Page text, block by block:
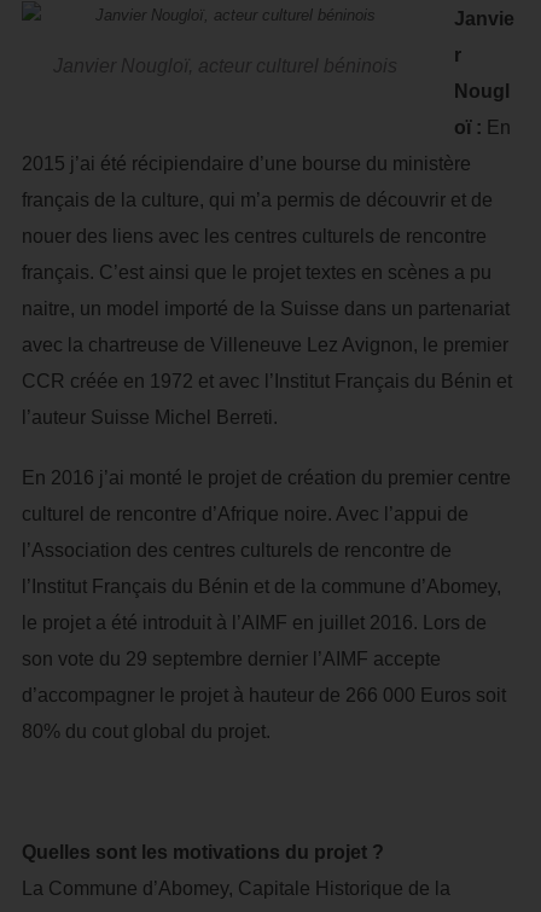
Janvier Nougloï, acteur culturel béninois
Janvie
r
Nougl
oï : En
2015 j’ai été récipiendaire d’une bourse du ministère
français de la culture, qui m’a permis de découvrir et de
nouer des liens avec les centres culturels de rencontre
français. C’est ainsi que le projet textes en scènes a pu
naitre, un model importé de la Suisse dans un partenariat
avec la chartreuse de Villeneuve Lez Avignon, le premier
CCR créée en 1972 et avec l’Institut Français du Bénin et
l’auteur Suisse Michel Berreti.
En 2016 j’ai monté le projet de création du premier centre
culturel de rencontre d’Afrique noire. Avec l’appui de
l’Association des centres culturels de rencontre de
l’Institut Français du Bénin et de la commune d’Abomey,
le projet a été introduit à l’AIMF en juillet 2016. Lors de
son vote du 29 septembre dernier l’AIMF accepte
d’accompagner le projet à hauteur de 266 000 Euros soit
80% du cout global du projet.
Quelles sont les motivations du projet ?
La Commune d’Abomey, Capitale Historique de la